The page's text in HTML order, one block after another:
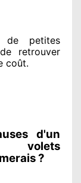
petites
retrouver
coût.
d'un
?